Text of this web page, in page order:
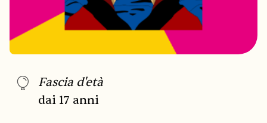
Fascia d'età
dai 17 anni